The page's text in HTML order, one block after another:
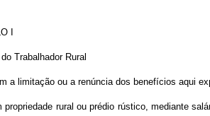
I
Trabalhador Rural
a limitação ou a renúncia dos benefícios aqui
rural ou prédio rústico, mediante